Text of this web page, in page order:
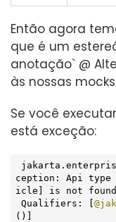
Então agora
que é um
anotação` @
às nossas
Se você
está exceção:
ception: Api type
icle] is not
Qualifiers: [
()]